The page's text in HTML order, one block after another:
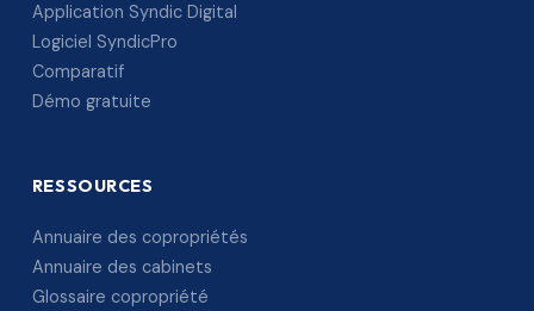
Application Syndic Digital
Logiciel SyndicPro
Comparatif
Démo gratuite
RESSOURCES
Annuaire des copropriétés
Annuaire des cabinets
Glossaire copropriété